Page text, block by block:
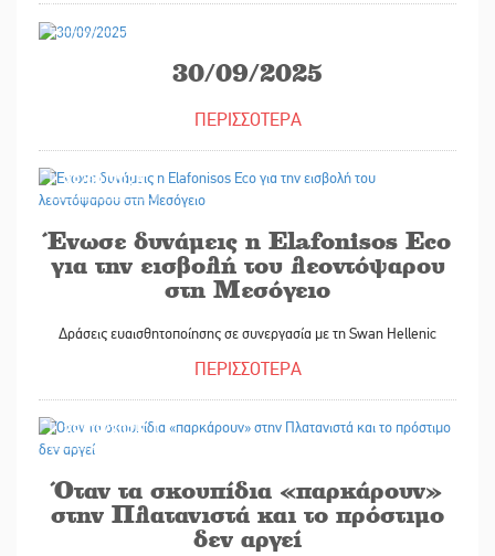
30/09/2025
ΠΕΡΙΣΣΟΤΕΡΑ
29/09/2025
Ένωσε δυνάμεις η Elafonisos Eco
για την εισβολή του λεοντόψαρου
στη Μεσόγειο
Δράσεις ευαισθητοποίησης σε συνεργασία με τη Swan Hellenic
ΠΕΡΙΣΣΟΤΕΡΑ
29/09/2025
Όταν τα σκουπίδια «παρκάρουν»
στην Πλατανιστά και το πρόστιμο
δεν αργεί